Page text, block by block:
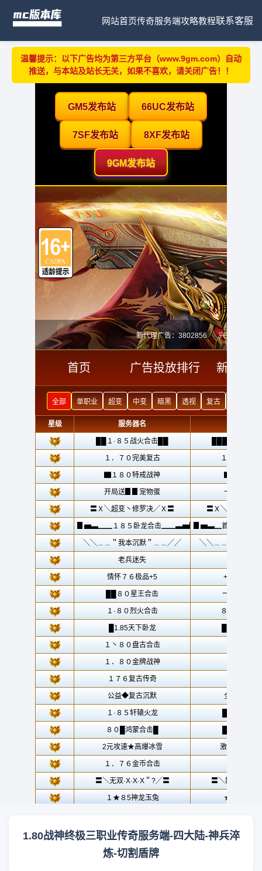
网站首页传奇服务端攻略教程联系客服
温馨提示：以下广告均为第三方平台（www.9gm.com）自动
推送，与本站及站长无关，如果不喜欢，请关闭广告！！
1.80战神终极三职业传奇服务端-四大陆-神兵淬
炼-切割盾牌